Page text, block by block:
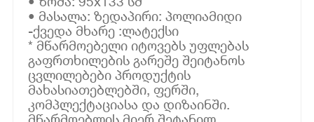
• მასალა: ზედაპირი: პოლიამიდი
-ქვედა მხარე :ლატექსი
* მწარმოებელი იტოვებს უფლებას
გაფრთხილების გარეშე შეიტანოს
ცვლილებები პროდუქტის
მახასიათებლებში, ფერში,
კომპლექტაციასა და დიზაინში.
მწარმოებლის მიერ შეტანილ